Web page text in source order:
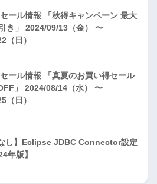
ール情報 「秋得キャンペーン 最大
き」 2024/09/13（金） 〜
（日）
ール情報 「真夏のお買い得セール
」 2024/08/14（水） 〜
（日）
なし】Eclipse JDBC Connector設定
年版】